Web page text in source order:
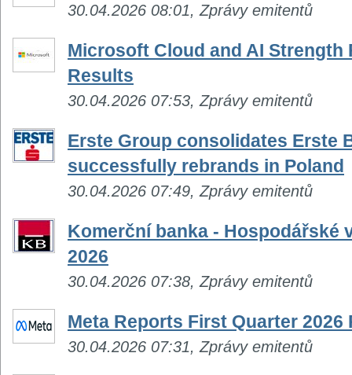
30.04.2026 08:01, Zprávy emitentů
Microsoft Cloud and AI Strength
Results
30.04.2026 07:53, Zprávy emitentů
Erste Group consolidates Erste
successfully rebrands in Poland
30.04.2026 07:49, Zprávy emitentů
Komerční banka - Hospodářské
2026
30.04.2026 07:38, Zprávy emitentů
Meta Reports First Quarter 2026
30.04.2026 07:31, Zprávy emitentů